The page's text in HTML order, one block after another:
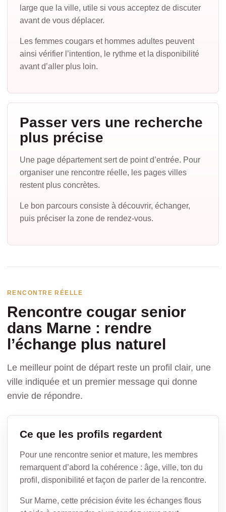
large que la ville, utile si vous acceptez de discuter
avant de vous déplacer.
Les femmes cougars et hommes adultes peuvent
ainsi vérifier l’intention, le rythme et la disponibilité
avant d’aller plus loin.
Passer vers une recherche
plus précise
Une page département sert de point d’entrée. Pour
organiser une rencontre réelle, les pages villes
restent plus concrètes.
Le bon parcours consiste à découvrir, échanger,
puis préciser la zone de rendez-vous.
RENCONTRE RÉELLE
Rencontre cougar senior
dans Marne : rendre
l’échange plus naturel
Le meilleur point de départ reste un profil clair, une
ville indiquée et un premier message qui donne
envie de répondre.
Ce que les profils regardent
Pour une rencontre senior et mature, les membres
remarquent d’abord la cohérence : âge, ville, ton du
profil, disponibilité et façon de parler de la rencontre.
Sur Marne, cette précision évite les échanges flous